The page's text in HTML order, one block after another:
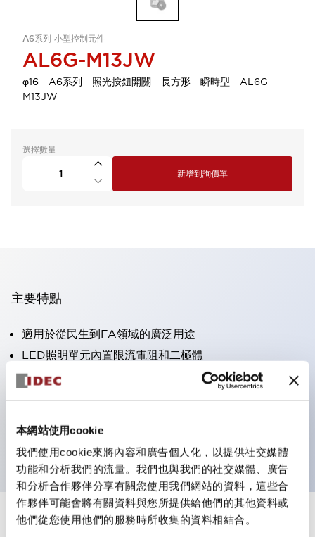
本網站使用cookie
我們使用cookie來將內容和廣告個人化，以提供社交媒體
功能和分析我們的流量。我們也與我們的社交媒體、廣告
和分析合作夥伴分享有關您使用我們網站的資料，這些合
作夥伴可能會將有關資料與您所提供給他們的其他資料或
他們從您使用他們的服務時所收集的資料相結合。
A6系列 小型控制元件
AL6G-M13JW
φ16 A6系列 照光按鈕開關 長方形 瞬時型 AL6G-
M13JW
選擇數量
新增到詢價單
主要特點
適用於從民生到FA領域的廣泛用途
LED照明單元內置限流電阻和二極體
防護結構具備IP40和IP65等級。（IEC 60529）
獲得UL・CSA認證。符合EN（歐洲）標準。 獲得CCC
可使用專用配件輕鬆更換為Φ22閃光輪廓
規格